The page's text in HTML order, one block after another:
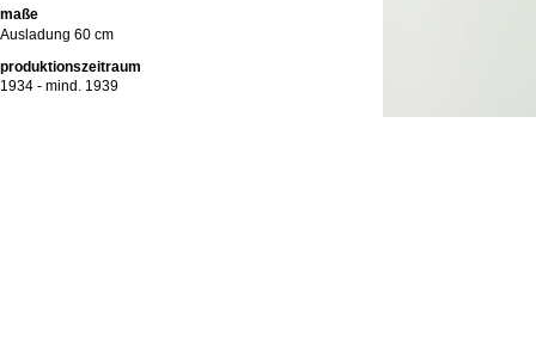
maße
Ausladung 60 cm
produktionszeitraum
1934 - mind. 1939